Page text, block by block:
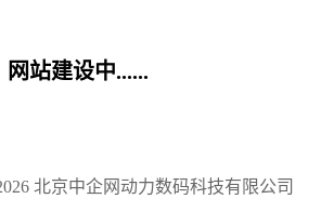
网站建设中......
北京中企网动力数码科技有限公司